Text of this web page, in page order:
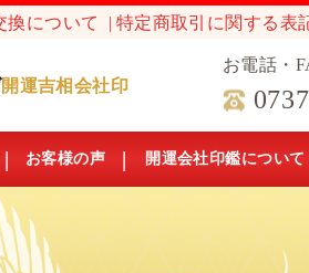
換について 特定商取引に関する表
開運吉相会社印
お電話・
お客様の声 開運会社印鑑について